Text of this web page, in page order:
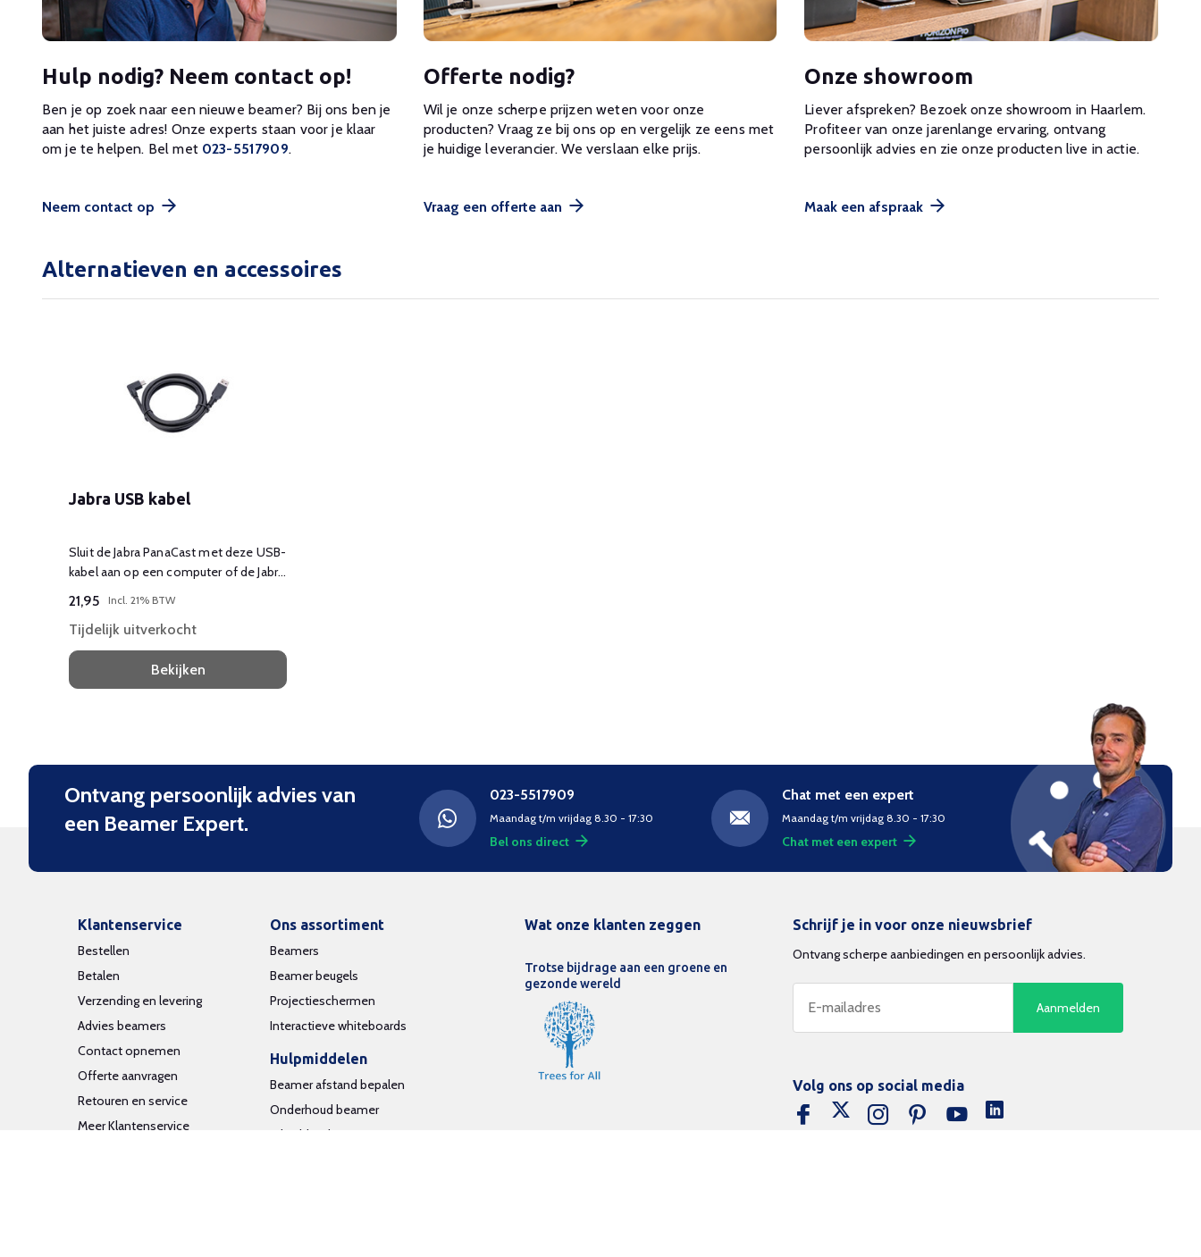
Hulp nodig? Neem contact op!
Ben je op zoek naar een nieuwe beamer? Bij ons ben je
aan het juiste adres! Onze experts staan voor je klaar
om je te helpen. Bel met 023-5517909.
Neem contact op
Offerte nodig?
Wil je onze scherpe prijzen weten voor onze
producten? Vraag ze bij ons op en vergelijk ze eens met
je huidige leverancier. We verslaan elke prijs.
Vraag een offerte aan
Onze showroom
Liever afspreken? Bezoek onze showroom in Haarlem.
Profiteer van onze jarenlange ervaring, ontvang
persoonlijk advies en zie onze producten live in actie.
Maak een afspraak
Alternatieven en accessoires
Jabra USB kabel
Sluit de Jabra PanaCast met deze USB-
kabel aan op een computer of de Jabra
21,95 Incl. 21% BTW
Tijdelijk uitverkocht
Bekijken
Ontvang persoonlijk advies van
een Beamer Expert.
023-5517909
Maandag t/m vrijdag 8.30 - 17:30
Bel ons direct
Chat met een expert
Maandag t/m vrijdag 8.30 - 17:30
Chat met een expert
Klantenservice
Bestellen
Betalen
Verzending en levering
Advies beamers
Contact opnemen
Offerte aanvragen
Retouren en service
Meer Klantenservice
Ons assortiment
Beamers
Beamer beugels
Projectieschermen
Interactieve whiteboards
Hulpmiddelen
Beamer afstand bepalen
Onderhoud beamer
Edge blending
Wat onze klanten zeggen
Trotse bijdrage aan een groene en
gezonde wereld
Schrijf je in voor onze nieuwsbrief
Ontvang scherpe aanbiedingen en persoonlijk advies.
Aanmelden
Volg ons op social media